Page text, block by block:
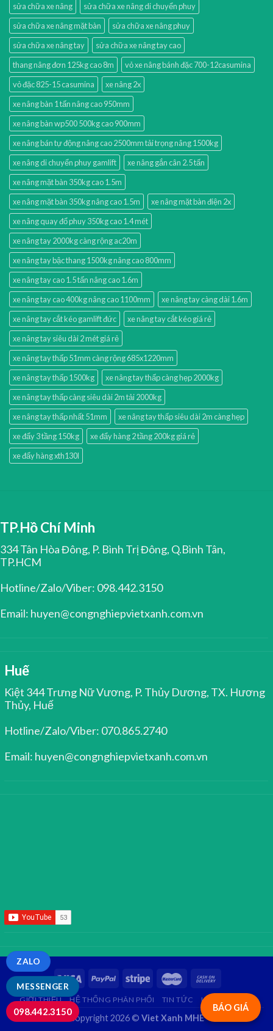
sửa chữa xe nâng
sửa chữa xe nâng di chuyển phuy
sửa chữa xe nâng mặt bàn
sửa chữa xe nâng phuy
sửa chữa xe nâng tay
sửa chữa xe nâng tay cao
thang nâng đơn 125kg cao 8m
vỏ xe nâng bánh đặc 700-12casumina
vỏ đặc 825-15 casumina
xe nâng 2x
xe nâng bàn 1 tấn nâng cao 950mm
xe nâng bàn wp500 500kg cao 900mm
xe nâng bán tự động nâng cao 2500mm tải trọng nâng 1500kg
xe nâng di chuyển phuy gamlift
xe nâng gắn cân 2.5 tấn
xe nâng mặt bàn 350kg cao 1.5m
xe nâng mặt bàn 350kg nâng cao 1.5m
xe nâng mặt bàn điện 2x
xe nâng quay đổ phuy 350kg cao 1.4 mét
xe nâng tay 2000kg càng rộng ac20m
xe nâng tay bậc thang 1500kg nâng cao 800mm
xe nâng tay cao 1.5 tấn nâng cao 1.6m
xe nâng tay cao 400kg nâng cao 1100mm
xe nâng tay càng dài 1.6m
xe nâng tay cắt kéo gamlift đức
xe nâng tay cắt kéo giá rẻ
xe nâng tay siêu dài 2 mét giá rẻ
xe nâng tay thấp 51mm càng rộng 685x1220mm
xe nâng tay thấp 1500kg
xe nâng tay thấp càng hẹp 2000kg
xe nâng tay thấp càng siêu dài 2m tải 2000kg
xe nâng tay thấp nhất 51mm
xe nâng tay thấp siêu dài 2m càng hẹp
xe đẩy 3 tầng 150kg
xe đẩy hàng 2 tầng 200kg giá rẻ
xe đẩy hàng xth130l
TP.Hồ Chí Minh
334 Tân Hòa Đông, P. Bình Trị Đông, Q.Bình Tân,
TP.HCM
Hotline/Zalo/Viber: 098.442.3150
Email: huyen@congnghiepvietxanh.com.vn
Huế
Kiệt 344 Trưng Nữ Vương, P. Thủy Dương, TX. Hương
Thủy, Huế
Hotline/Zalo/Viber: 070.865.2740
Email: huyen@congnghiepvietxanh.com.vn
BÁO GIÁ
GIỚI THIỆU HỆ THỐNG PHÂN PHỐI TIN TỨC LIÊN HỆ
Copyright 2026 © Viet Xanh MHE
MESSENGER
ZALO
098.442.3150